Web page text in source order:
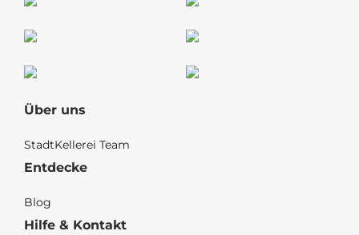
Über uns
StadtKellerei Team
Entdecke
Blog
Hilfe & Kontakt